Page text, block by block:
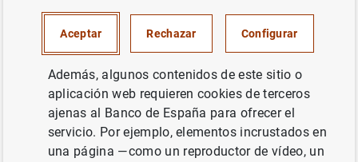
Síntesis de indicadores
21/05/2024
De acuerdo con el Reglamento (UE) de Ejecución
2020/1197 de la Comisión, que establece las
Aceptar Rechazar Configurar
Además, algunos contenidos de este sitio o
aplicación web requieren cookies de terceros
ajenas al Banco de España para ofrecer el
servicio. Por ejemplo, elementos incrustados en
una página —como un reproductor de vídeo, un